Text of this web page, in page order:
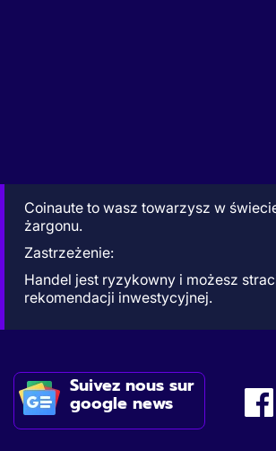
Coinaute to wasz towarzysz w
żargonu.
Zastrzeżenie:
Handel jest ryzykowny i możesz
rekomendacji inwestycyjnej.
Suivez nous sur
google news